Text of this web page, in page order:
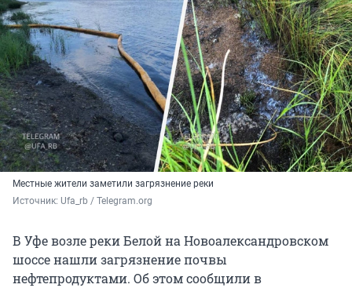
Местные жители заметили загрязнение реки
Источник: Ufa_rb / Telegram.org
В Уфе возле реки Белой на Новоалександровском
шоссе нашли загрязнение почвы
нефтепродуктами. Об этом сообщили в